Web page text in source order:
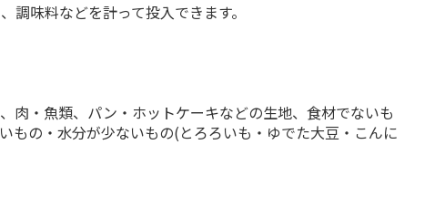
味料などを計って投入できます。
・魚類、パン・ホットケーキなどの生地、食材でないも
もの・水分が少ないもの(とろろいも・ゆでた大豆・こんに